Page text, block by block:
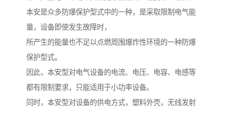
本安是众多防爆保护型式中的一种，是采取限制电气能
量，设备即使发生故障时，
所产生的能量也不足以点燃周围爆炸性环境的一种防爆
保护型式。
因此，本安型对电气设备的电流、电压、电容、电感等
都有限制要求，只能适用于小功率设备。
同时，本安型对设备的供电方式，塑料外壳，无线发射